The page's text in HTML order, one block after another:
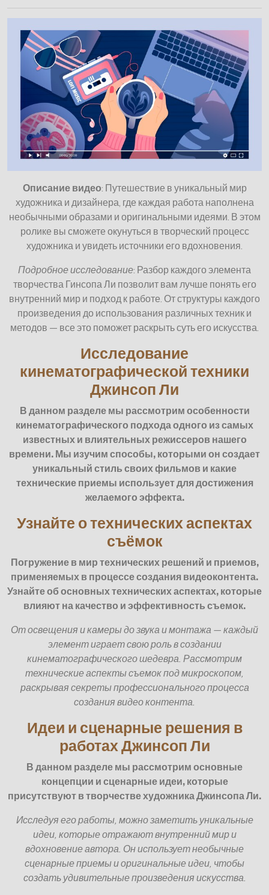
Описание видео: Путешествие в уникальный мир
художника и дизайнера, где каждая работа наполнена
необычными образами и оригинальными идеями. В этом
ролике вы сможете окунуться в творческий процесс
художника и увидеть источники его вдохновения.
Подробное исследование: Разбор каждого элемента
творчества Гинсопа Ли позволит вам лучше понять его
внутренний мир и подход к работе. От структуры каждого
произведения до использования различных техник и
методов — все это поможет раскрыть суть его искусства.
Исследование
кинематографической техники
Джинсоп Ли
В данном разделе мы рассмотрим особенности
кинематографического подхода одного из самых
известных и влиятельных режиссеров нашего
времени. Мы изучим способы, которыми он создает
уникальный стиль своих фильмов и какие
технические приемы использует для достижения
желаемого эффекта.
Узнайте о технических аспектах
съёмок
Погружение в мир технических решений и приемов,
применяемых в процессе создания видеоконтента.
Узнайте об основных технических аспектах, которые
влияют на качество и эффективность съемок.
От освещения и камеры до звука и монтажа — каждый
элемент играет свою роль в создании
кинематографического шедевра. Рассмотрим
технические аспекты съемок под микроскопом,
раскрывая секреты профессионального процесса
создания видео контента.
Идеи и сценарные решения в
работах Джинсоп Ли
В данном разделе мы рассмотрим основные
концепции и сценарные идеи, которые
присутствуют в творчестве художника Джинсопа Ли.
Исследуя его работы, можно заметить уникальные
идеи, которые отражают внутренний мир и
вдохновение автора. Он использует необычные
сценарные приемы и оригинальные идеи, чтобы
создать удивительные произведения искусства.